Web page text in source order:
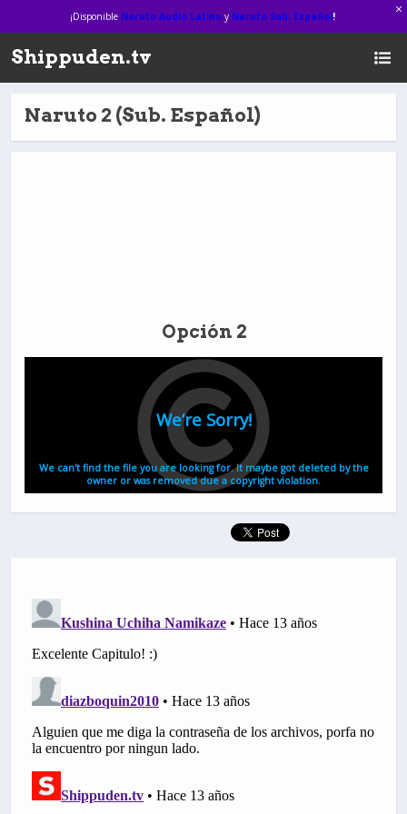
¡Disponible Naruto Audio Latinoy Naruto Sub. Español!
Shippuden.tv
Naruto 2 (Sub. Español)
Opción 2